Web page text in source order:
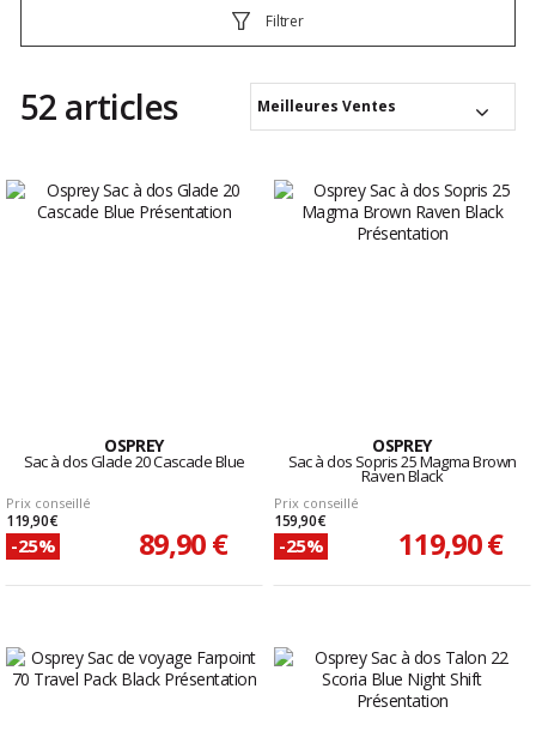
Filtrer
52 articles Meilleures Ventes
OSPREY
Sac à dos Glade 20 Cascade Blue
Prix conseillé
119,90 €
-25% 89,90 €
OSPREY
Sac à dos Sopris 25 Magma Brown
Raven Black
Prix conseillé
159,90 €
-25% 119,90 €